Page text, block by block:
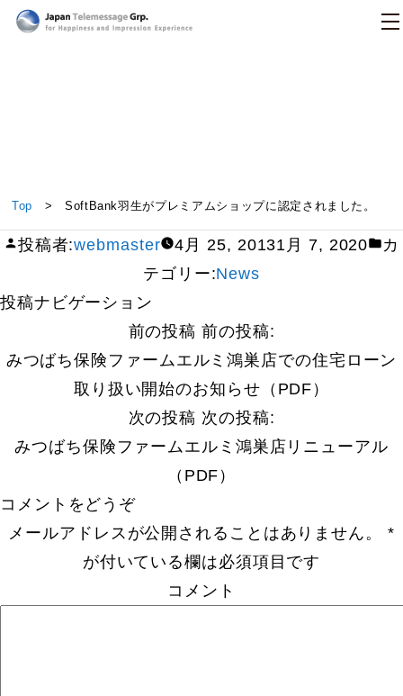
SoftBank羽生がプレミアムショップに認定されまし
Top > SoftBank羽生がプレミアムショップに認定されました。
投稿者:webmaster 4月 25, 20131月 7, 2020
カ
テゴリー:News
投稿ナビゲーション
前の投稿 前の投稿:
みつばち保険ファームエルミ鴻巣店での住宅ローン
取り扱い開始のお知らせ（PDF）
次の投稿 次の投稿:
みつばち保険ファームエルミ鴻巣店リニューアル
（PDF）
コメントをどうぞ
メールアドレスが公開されることはありません。
*
が付いている欄は必須項目です
コメント